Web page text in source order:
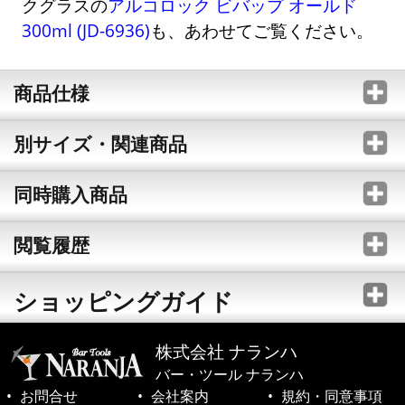
クグラスのアルコロック ビバップ オールド
300ml (JD-6936)も、あわせてご覧ください。
商品仕様
別サイズ・関連商品
同時購入商品
閲覧履歴
ショッピングガイド
株式会社 ナランハ
バー・ツール ナランハ
お問合せ
会社案内 規約・同意事項